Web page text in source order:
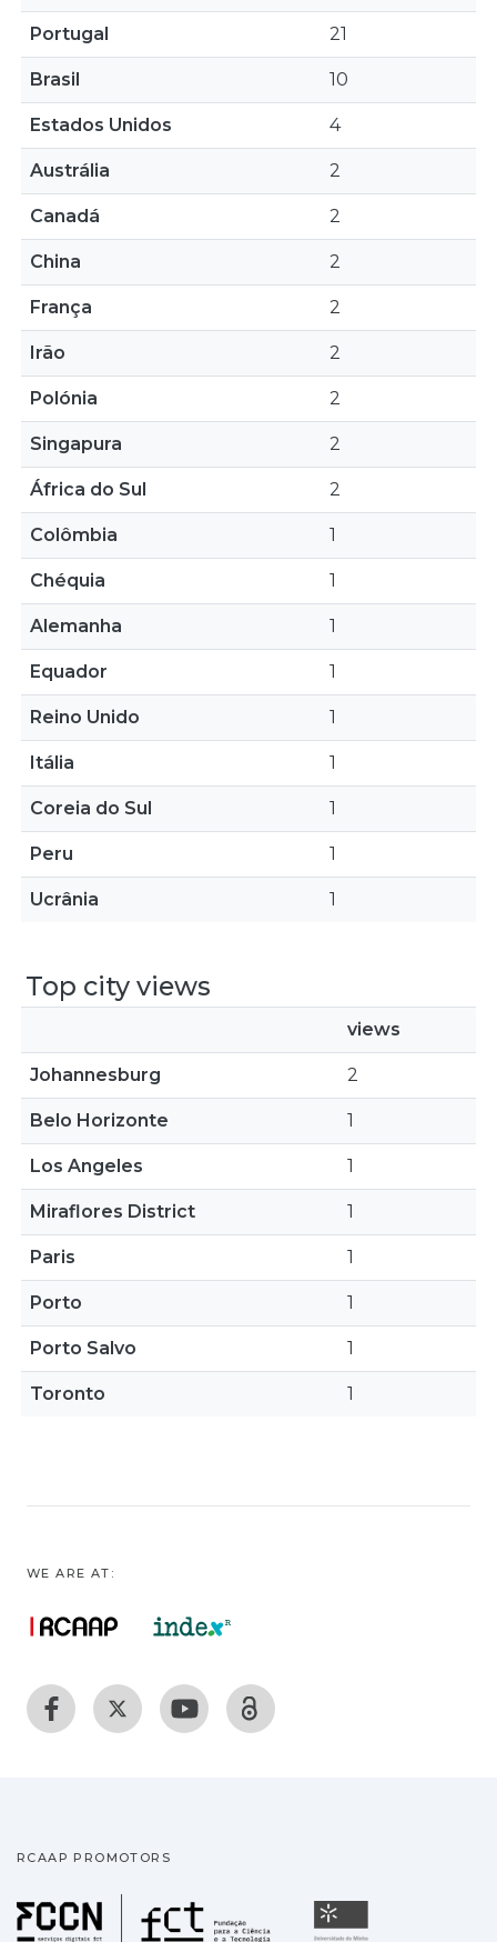
Portugal 21
Brasil 10
Estados Unidos 4
Austrália 2
Canadá 2
China 2
França 2
Irão 2
Polónia 2
Singapura 2
África do Sul 2
Colômbia 1
Chéquia 1
Alemanha 1
Equador 1
Reino Unido 1
Itália 1
Coreia do Sul 1
Peru 1
Ucrânia 1
Top city views
views
Johannesburg 2
Belo Horizonte 1
Los Angeles 1
Miraflores District 1
Paris 1
Porto 1
Porto Salvo 1
Toronto 1
WE ARE AT:
RCAAP PROMOTORS
Fundação para a